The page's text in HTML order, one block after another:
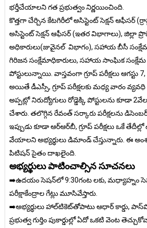
భర్తీచేయాలని గత ప్రభుత్వం నిర్ణయించింది.
కొత్తగా చేర్చిన కేటగిరీలో అసిస్టెంట్ సెక్షన్ ఆఫీసర్
అసిస్టెంట్ సెక్షన్ ఆఫీసర్ (ఇతర విభాగాలు), జిల్లా
అధికారులు(జువైనల్ విభాగం), సహాయ బీసీ
గిరిజన సంక్షేమాధికారులు, సహాయ సాంఘిక
పోస్టులున్నాయి. వాస్తవంగా గ్రూప్ పరీక్షలు ఆగస్టు
అయితే డీఎస్సీ, గ్రూప్ పరీక్షలకు మధ్య వారం
అప్పట్లో నిరుద్యోగులు రోడ్డెక్కి పోస్టులను కూడా
చేశారు. తలొగ్గిన రేవంత్ సర్కారు పరీక్షలను
ఇప్పుడు కూడా ఆర్‌ఆర్‌బీ, గ్రూప్ పరీక్షలు ఒకే
వేయాలని అభ్యర్థులు డిమాండ్ చేస్తున్నారు. ఈ
పిటిషన్ సైతం దాఖలైంది.
అభ్యర్థులు పాటించాల్సిన సూచనలు
➡️ఉదయం సెషన్‌లో 9:30గంట లకు, మధ్యాహ్నం
పరీక్షాకేంద్రాల గేట్లు మూసివేస్తారు.
➡️అభ్యర్థులు హాల్‌టికెట్‌తోపాటు ఆధార్ కార్డు,
ప్రభుత్వ గుర్తిం పుకార్డుల్లో ఏదో ఒకటి వెంట